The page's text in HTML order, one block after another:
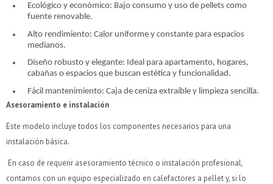
Ecológico y económico: Bajo consumo y uso de pellets como
fuente renovable.
Alto rendimiento: Calor uniforme y constante para espacios
medianos.
Diseño robusto y elegante: Ideal para apartamento, hogares,
cabañas o espacios que buscan estética y funcionalidad.
Fácil mantenimiento: Caja de ceniza extraíble y limpieza sencilla.
Asesoramiento e instalación
Este modelo incluye todos los componentes necesarios para una
instalación básica.
En caso de requerir asesoramiento técnico o instalación profesional,
contamos con un equipo especializado en calefactores a pellet y, si lo
Día Mes Año
Continuar
Día Mes Año
Continuar